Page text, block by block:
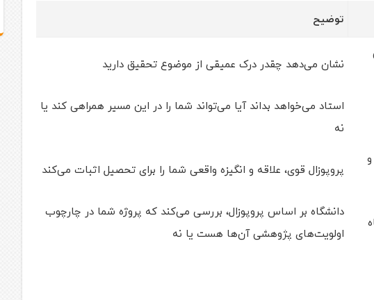
توضیح
نشان می‌دهد چقدر درک عمیقی از موضوع تحقیق دارید
استاد می‌خواهد بداند آیا می‌تواند شما را در این مسیر همراهی کند یا
نه
پروپوزال قوی، علاقه و انگیزه واقعی شما را برای تحصیل اثبات می‌کند
دانشگاه بر اساس پروپوزال، بررسی می‌کند که پروژه شما در چارچوب
اولویت‌های پژوهشی آن‌ها هست یا نه